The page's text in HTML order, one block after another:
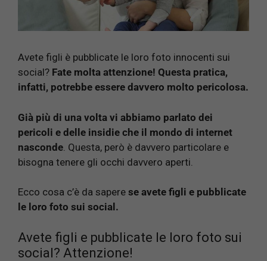
Avete figli è pubblicate le loro foto innocenti sui
social? Fate molta attenzione! Questa pratica,
infatti, potrebbe essere davvero molto pericolosa.
Già più di una volta vi abbiamo parlato dei
pericoli e delle insidie che il mondo di internet
nasconde . Questa, però è davvero particolare e
bisogna tenere gli occhi davvero aperti.
Ecco cosa c’è da sapere se avete figli e pubblicate
le loro foto sui social.
Avete figli e pubblicate le loro foto sui
social? Attenzione!